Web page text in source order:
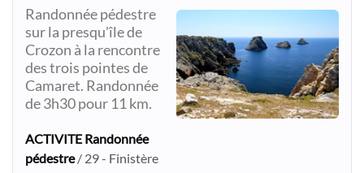
Randonnée pédestre
sur la presqu'île de
Crozon à la rencontre
des trois pointes de
Camaret. Randonnée
de 3h30 pour 11 km.
ACTIVITE Randonnée
pédestre/ 29 - Finistère